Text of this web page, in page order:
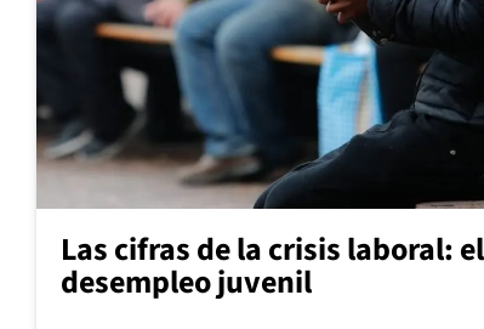
Las cifras de la crisis laboral: el
desempleo juvenil